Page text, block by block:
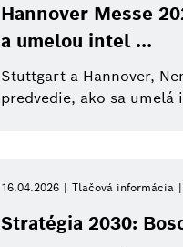
Hannover Messe
a umelou intel ...
Stuttgart a Hannover,
predvedie, ako sa
16.04.2026 Tlačová informácia
Stratégia 2030: